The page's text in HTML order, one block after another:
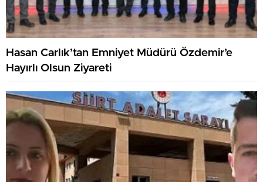
Hasan Carlık’tan Emniyet Müdürü Özdemir’e
Hayırlı Olsun Ziyareti